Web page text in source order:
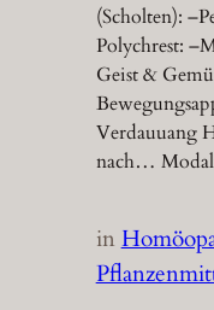
(Scholten):
Polychrest:
Geist &
Verdauuang
nach…
in